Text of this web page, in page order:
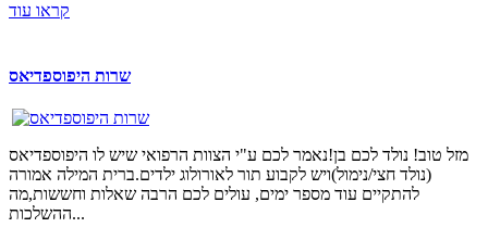
קראו עוד
שרות היפוספדיאס
מזל טוב! נולד לכם בן!נאמר לכם ע"י הצוות הרפואי שיש לו היפוספדיאס
(נולד חצי/נימול)ויש לקבוע תור לאורולוג ילדים.ברית המילה אמורה
להתקיים עוד מספר ימים, עולים לכם הרבה שאלות וחששות,מה
ההשלכות...